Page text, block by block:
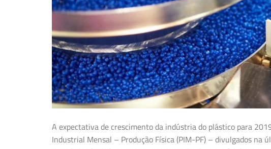
A expectativa de crescimento da indústria do plástico para
Industrial Mensal – Produção Física (PIM-PF) – divulgados